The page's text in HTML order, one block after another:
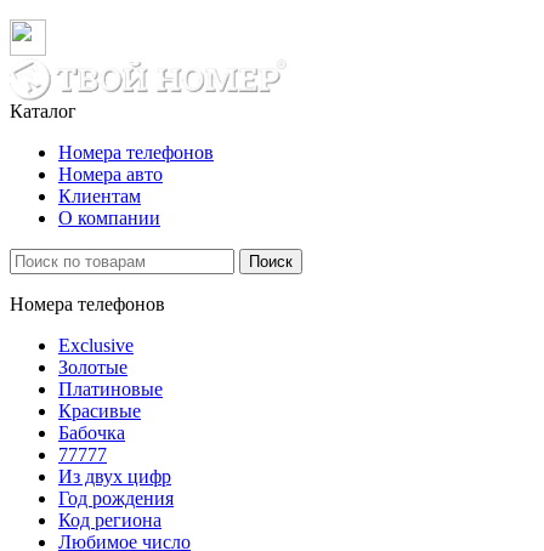
Каталог
Номера телефонов
Номера авто
Клиентам
О компании
Поиск
Номера телефонов
Exclusive
Золотые
Платиновые
Красивые
Бабочка
77777
Из двух цифр
Год рождения
Код региона
Любимое число